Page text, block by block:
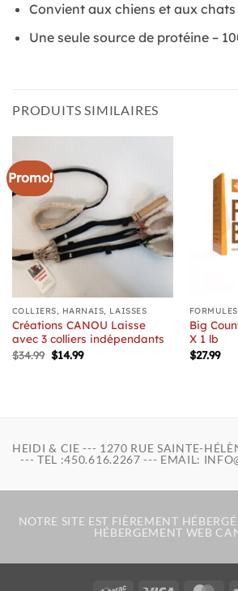
Convient aux chiens et aux chats
Une seule source de protéine –
PRODUITS SIMILAIRES
Promo!
COLLIERS, HARNAIS, LAISSES
Créations CANOU Laisse
avec 3 colliers indépendants
$34.99 Le
prix
$14.99Le
Big
X 1 lb
$27.99
HEIDI & CIE --- 1270 RUE SAINTE-
--- TEL :450.616.2267 --- EMAIL:
NOTRE SITE EST FIÈREMENT
HÉBERGEMENT WEB